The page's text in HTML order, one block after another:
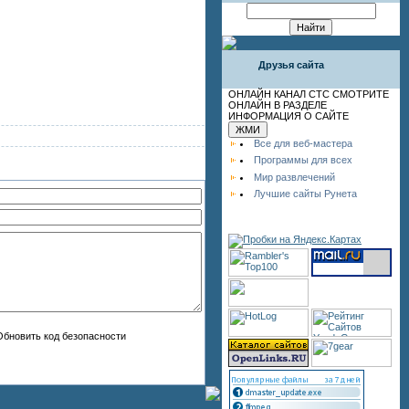
Друзья сайта
ОНЛАЙН КАНАЛ СТС СМОТРИТЕ
ОНЛАЙН В РАЗДЕЛЕ
ИНФОРМАЦИЯ О САЙТЕ
Все для веб-мастера
Программы для всех
Мир развлечений
Лучшие сайты Рунета